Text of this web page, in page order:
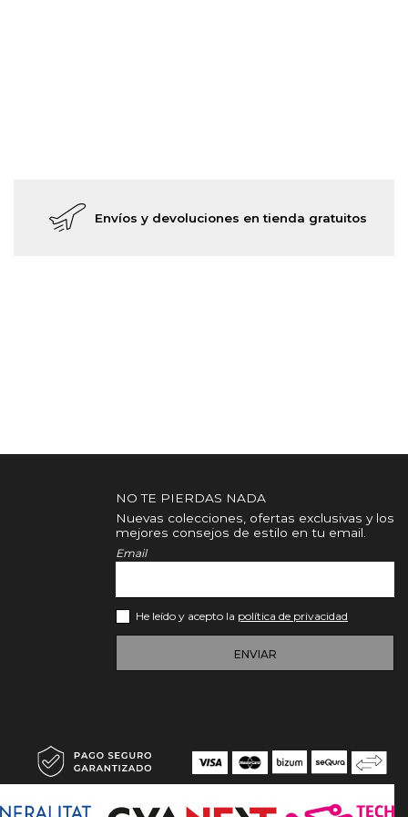
Envíos y devoluciones en tienda gratuitos
NO TE PIERDAS NADA
Nuevas colecciones, ofertas exclusivas y los
mejores consejos de estilo en tu email.
Email
He leído y acepto la política de privacidad
ENVIAR